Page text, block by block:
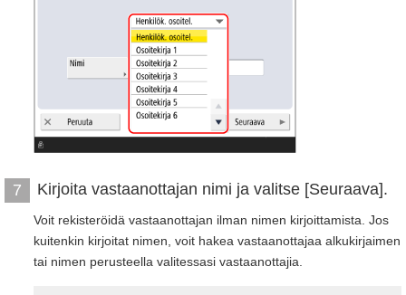
7 Kirjoita vastaanottajan nimi ja valitse [Seuraava].
Voit rekisteröidä vastaanottajan ilman nimen kirjoittamista. Jos
kuitenkin kirjoitat nimen, voit hakea vastaanottajaa alkukirjaimen
tai nimen perusteella valitessasi vastaanottajia.